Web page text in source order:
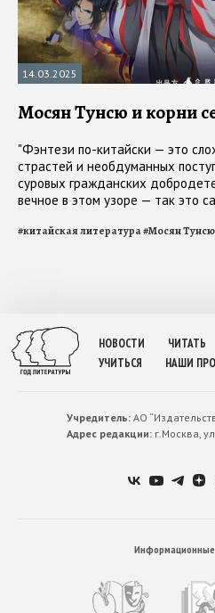
14.03.2025
Мосян Тунсю и корни
"Фэнтези по-китайски — это
страстей и необдуманных
суровых гражданских
вечное в этом узоре — так это
#китайская литература#Мосян Тунсю
НОВОСТИ ЧИТАТЬ
УЧИТЬСЯ
НАШИ
Учредитель:АО
Адрес редакции:г.Москва,